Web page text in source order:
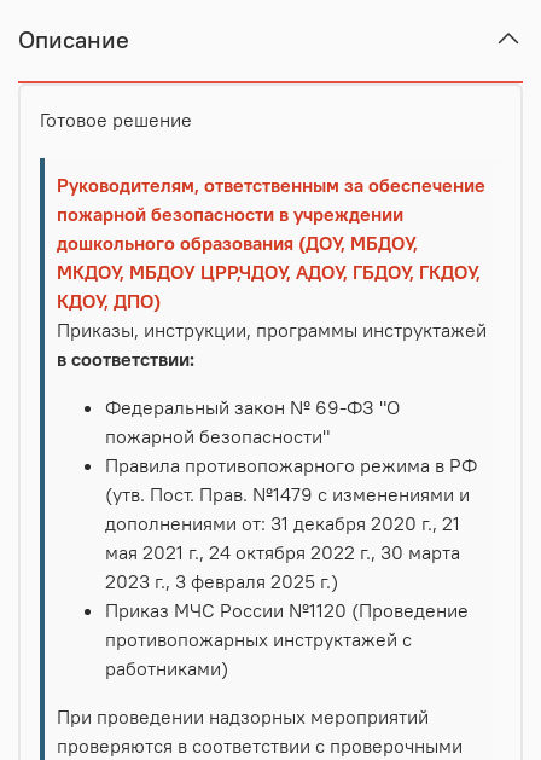
Описание
Готовое решение
Руководителям, ответственным за обеспечение
пожарной безопасности в учреждении
дошкольного образования (ДОУ, МБДОУ,
МКДОУ, МБДОУ ЦРР,ЧДОУ, АДОУ, ГБДОУ, ГКДОУ,
КДОУ, ДПО)
Приказы, инструкции, программы инструктажей
в соответствии:
Федеральный закон № 69-ФЗ "О
пожарной безопасности"
Правила противопожарного режима в РФ
(утв. Пост. Прав. №1479 с изменениями и
дополнениями от: 31 декабря 2020 г., 21
мая 2021 г., 24 октября 2022 г., 30 марта
2023 г., 3 февраля 2025 г.)
Приказ МЧС России №1120 (Проведение
противопожарных инструктажей с
работниками)
При проведении надзорных мероприятий
проверяются в соответствии с проверочными